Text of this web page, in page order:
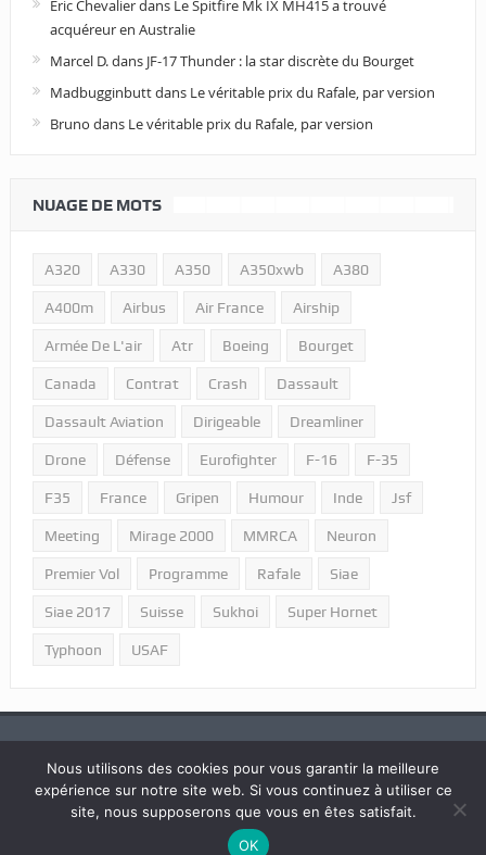
Eric Chevalierdans Le Spitfire Mk IX MH415 a trouvé
acquéreur en Australie
Marcel D.dans JF-17 Thunder : la star discrète du Bourget
Madbugginbuttdans Le véritable prix du Rafale, par version
Bruno dans Le véritable prix du Rafale, par version
NUAGE DE MOTS
A320 A330 A350 A350xwb A380
A400m Airbus Air France Airship
Armée De L'air Atr Boeing Bourget
Canada Contrat Crash Dassault
Dassault Aviation Dirigeable Dreamliner
Drone Défense Eurofighter F-16 F-35
F35 France Gripen Humour Inde Jsf
Meeting Mirage 2000 MMRCA Neuron
Premier Vol Programme Rafale Siae
Siae 2017 Suisse Sukhoi Super Hornet
Typhoon USAF
2018 © Tous droits réservés "Portail Aviation - LPPA".
Nous utilisons des cookies pour vous garantir la meilleure
expérience sur notre site web. Si vous continuez à utiliser ce
site, nous supposerons que vous en êtes satisfait.
OK